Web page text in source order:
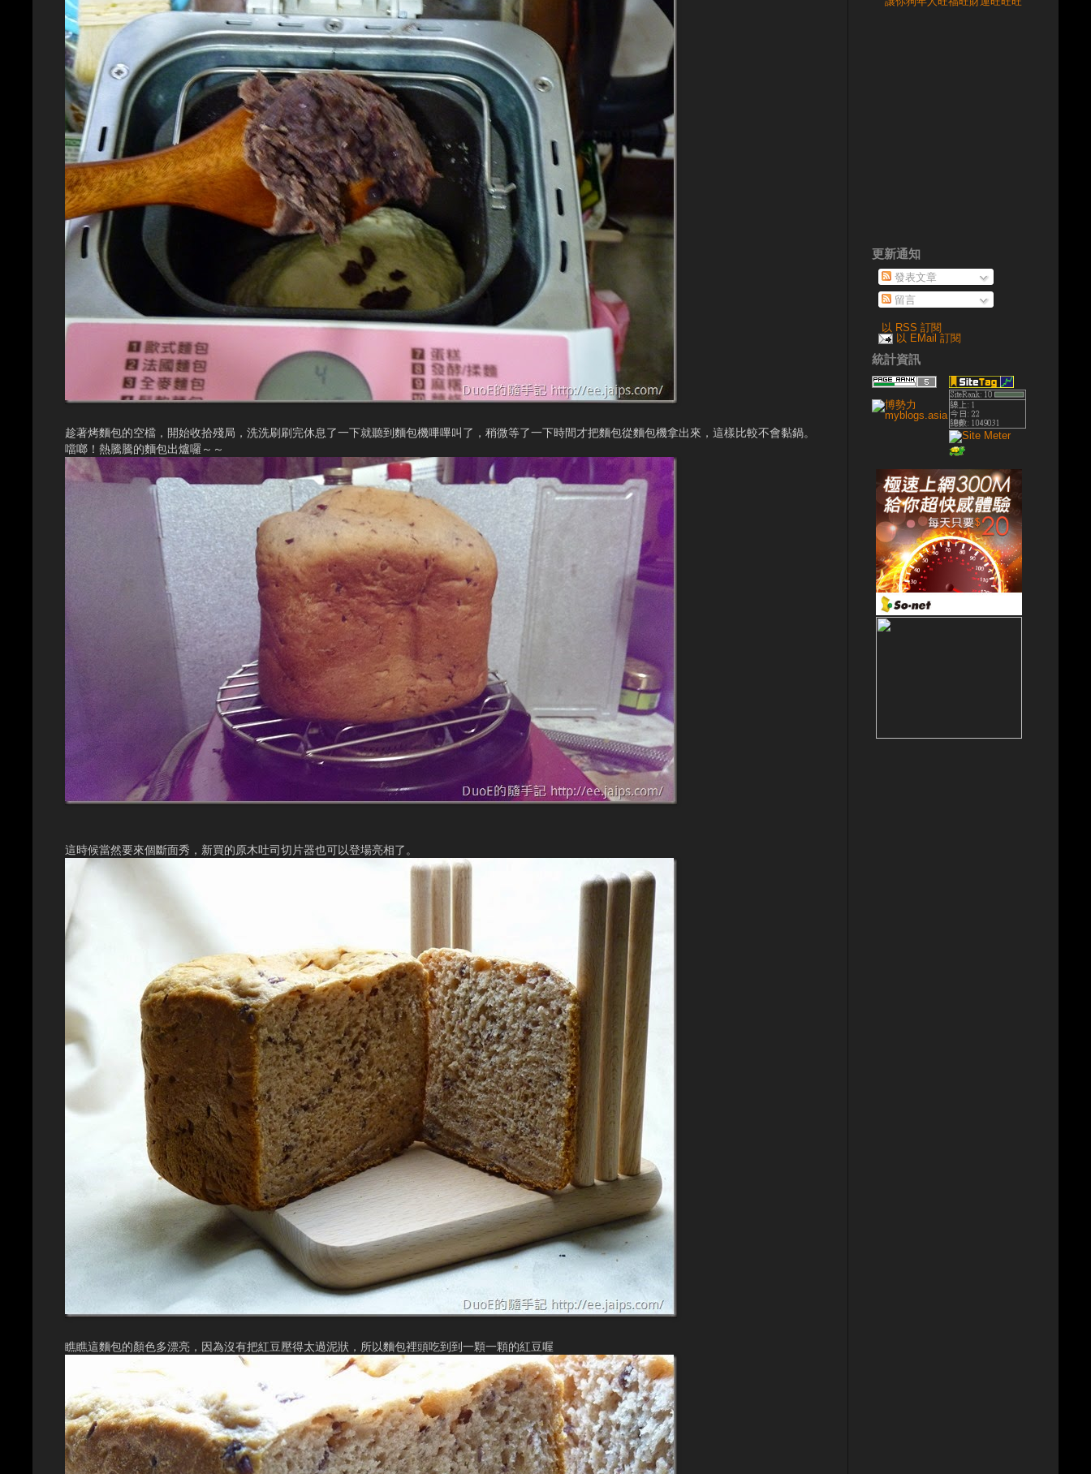
趁著烤麵包的空檔，開始收拾殘局，洗洗刷刷完休息了一下就聽到麵包機嗶嗶叫了，稍微等了一下時間才把麵包從麵包機拿出來，這樣比較不會黏鍋。
噹啷！熱騰騰的麵包出爐囉～～
這時候當然要來個斷面秀，新買的原木吐司切片器也可以登場亮相了。
瞧瞧這麵包的顏色多漂亮，因為沒有把紅豆壓得太過泥狀，所以麵包裡頭吃到到一顆一顆的紅豆喔
更新通知
發表文章
留言
以 RSS 訂閱
以 EMail 訂閱
統計資訊